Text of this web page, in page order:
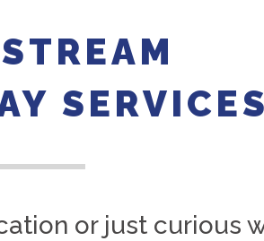
SERVICES
or just curious